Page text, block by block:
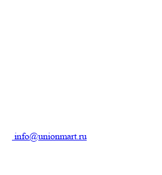
info@unionmart.ru